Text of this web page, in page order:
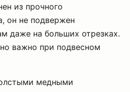
из прочного
он не подвержен
даже на больших отрезках.
важно при подвесном
медными